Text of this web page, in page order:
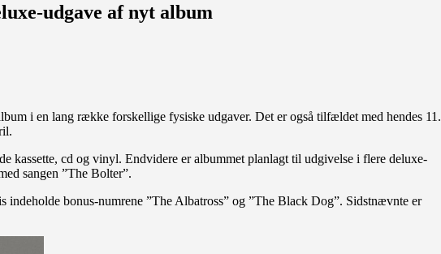
udgave af nyt album
i en lang række forskellige fysiske udgaver. Det er også tilfældet med hendes 11.
kassette, cd og vinyl. Endvidere er albummet planlagt til udgivelse i flere deluxe-
sangen ”The Bolter”.
bonus-numrene ”The Albatross” og ”The Black Dog”. Sidstnævnte er